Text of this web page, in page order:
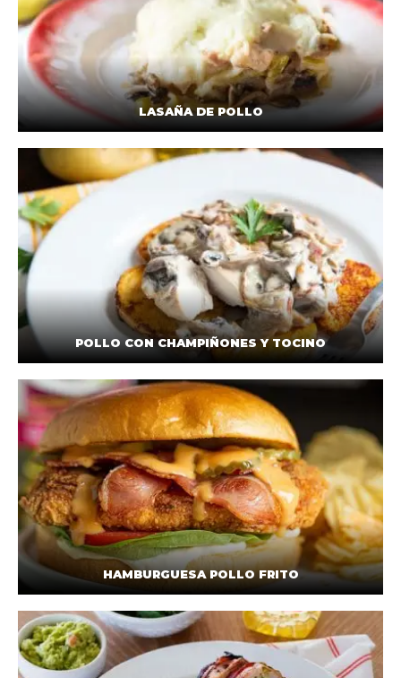
LASAÑA DE POLLO
POLLO CON CHAMPIÑONES Y TOCINO
HAMBURGUESA POLLO FRITO